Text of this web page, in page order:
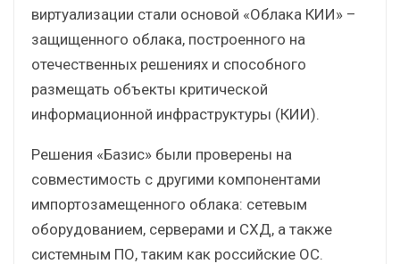
виртуализации стали основой «Облака КИИ» –
защищенного облака, построенного на
отечественных решениях и способного
размещать объекты критической
информационной инфраструктуры (КИИ).
Решения «Базис» были проверены на
совместимость с другими компонентами
импортозамещенного облака: сетевым
оборудованием, серверами и СХД, а также
системным ПО, таким как российские ОС.